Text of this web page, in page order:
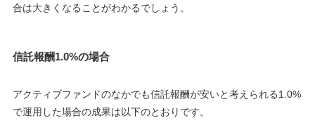
合は大きくなることがわかるでしょう。
信託報酬1.0%の場合
アクティブファンドのなかでも信託報酬が安いと考えられる1.0%
で運用した場合の成果は以下のとおりです。